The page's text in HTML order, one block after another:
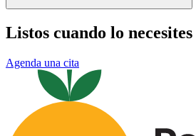
Listos cuando lo necesites
Agenda una cita